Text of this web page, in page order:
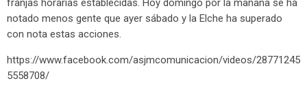
notado menos gente que ayer sábado y la Elche ha superado
con nota estas acciones.
https://www.facebook.com/asjmcomunicacion/videos/28771245
5558708/